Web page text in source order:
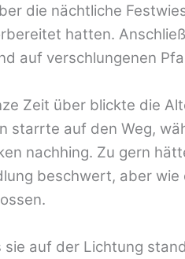
die nächtliche
hatten.
auf verschlungenen
Zeit über blickte die
starrte auf den Weg,
nachhing. Zu gern
beschwert, aber
sie auf der Lichtung